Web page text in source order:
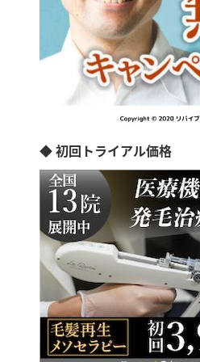
◆ 初回トライアル価格